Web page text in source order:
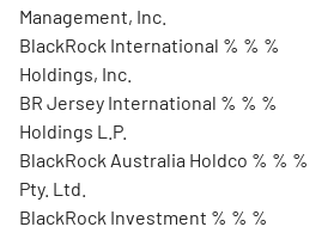
Management, Inc.
BlackRock International % % %
Holdings, Inc.
BR Jersey International % % %
Holdings L.P.
BlackRock Australia Holdco % % %
Pty. Ltd.
BlackRock Investment % % %